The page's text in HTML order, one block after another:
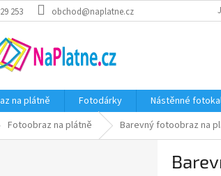
253 obchod@naplatne.cz
na plátně Fotodárky Nástěnné
Fotoobraz na plátně Barevný fotoobraz na